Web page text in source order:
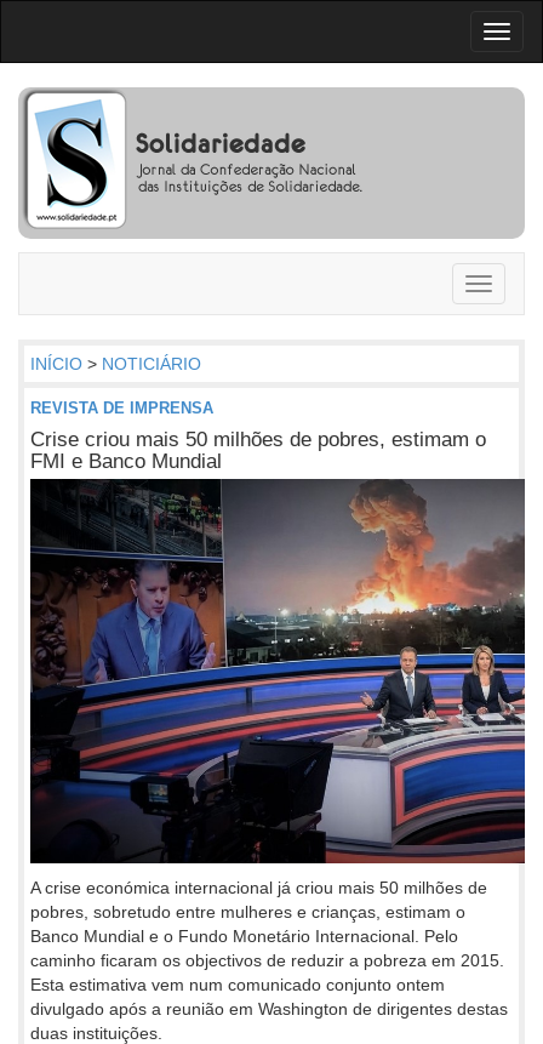
Toggle
INÍCIO > NOTICIÁRIO
REVISTA DE IMPRENSA
Crise criou mais 50 milhões de pobres, estimam o
FMI e Banco Mundial
A crise económica internacional já criou mais 50 milhões de
pobres, sobretudo entre mulheres e crianças, estimam o
Banco Mundial e o Fundo Monetário Internacional. Pelo
caminho ficaram os objectivos de reduzir a pobreza em 2015.
Esta estimativa vem num comunicado conjunto ontem
divulgado após a reunião em Washington de dirigentes destas
duas instituições.